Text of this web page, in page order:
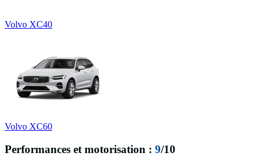
Volvo XC40
Volvo XC60
Performances et motorisation : 9/10